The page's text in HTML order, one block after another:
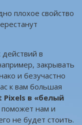
плохое свойство
в
закрывать
и безучастно
к вам большая
Pixels в «белый
поможет нам и
не будет стоить.